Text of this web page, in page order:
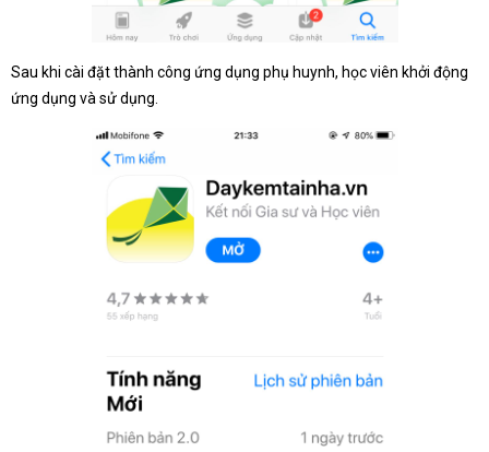
Sau khi cài đặt thành công ứng dụng phụ huynh, học viên khởi động
ứng dụng và sử dụng.